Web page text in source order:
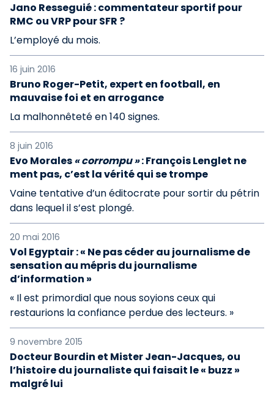
Jano Resseguié : commentateur sportif pour
RMC ou VRP pour SFR ?
L’employé du mois.
16 juin 2016
Bruno Roger-Petit, expert en football, en
mauvaise foi et en arrogance
La malhonnêteté en 140 signes.
8 juin 2016
Evo Morales « corrompu »: François Lenglet ne
ment pas, c’est la vérité qui se trompe
Vaine tentative d’un éditocrate pour sortir du pétrin
dans lequel il s’est plongé.
20 mai 2016
Vol Egyptair : « Ne pas céder au journalisme de
sensation au mépris du journalisme
d’information »
« Il est primordial que nous soyions ceux qui
restaurions la confiance perdue des lecteurs. »
9 novembre 2015
Docteur Bourdin et Mister Jean-Jacques, ou
l’histoire du journaliste qui faisait le « buzz »
malgré lui